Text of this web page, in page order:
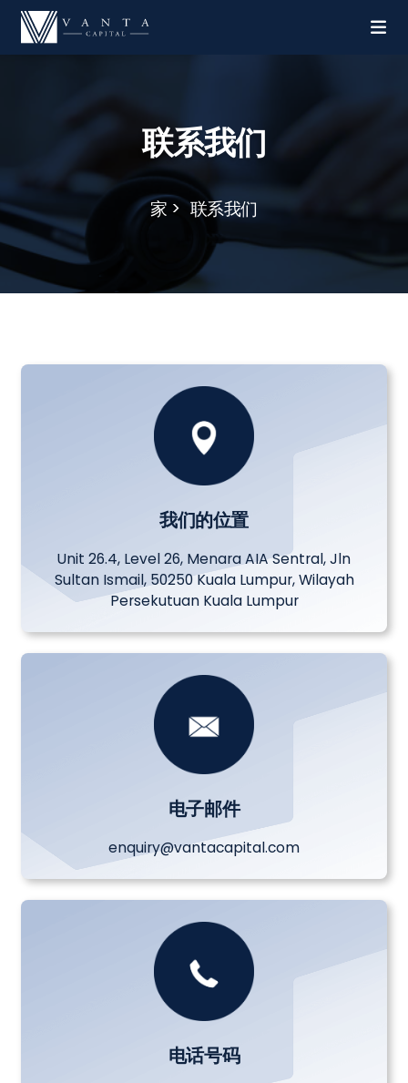
联系我们
家 联系我们
我们的位置
Unit 26.4, Level 26, Menara AIA Sentral, Jln
Sultan Ismail, 50250 Kuala Lumpur, Wilayah
Persekutuan Kuala Lumpur
电子邮件
enquiry@vantacapital.com
电话号码